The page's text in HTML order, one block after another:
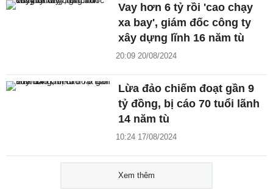
Vay hơn 6 tỷ rồi 'cao chạy
xa bay', giám đốc công ty
xây dựng lĩnh 16 năm tù
20:09 20/08/2024
Lừa đảo chiếm đoạt gần 9
tỷ đồng, bị cáo 70 tuổi lãnh
14 năm tù
10:24 17/08/2024
Xem thêm